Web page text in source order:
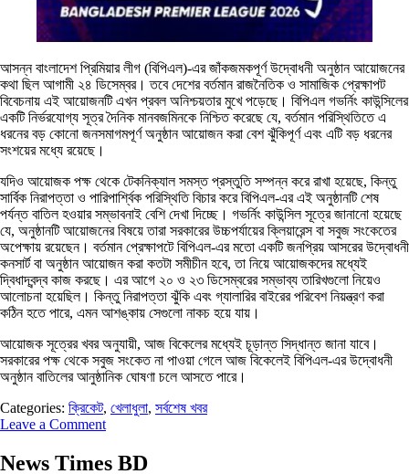
আসন্ন বাংলাদেশ প্রিমিয়ার লীগ (বিপিএল)-এর জাঁকজমকপূর্ণ উদ্বোধনী অনুষ্ঠান আয়োজনের
কথা ছিল আগামী ২৪ ডিসেম্বর। তবে দেশের বর্তমান রাজনৈতিক ও সামাজিক প্রেক্ষাপট
বিবেচনায় এই আয়োজনটি এখন প্রবল অনিশ্চয়তার মুখে পড়েছে। বিপিএল গভর্নিং কাউন্সিলের
একটি নির্ভরযোগ্য সূত্র দৈনিক মানবজমিনকে নিশ্চিত করেছে যে, বর্তমান পরিস্থিতিতে এ
ধরনের বড় কোনো জনসমাগমপূর্ণ অনুষ্ঠান আয়োজন করা বেশ ঝুঁকিপূর্ণ এবং এটি বড় ধরনের
সংশয়ের মধ্যে রয়েছে।
যদিও আয়োজক পক্ষ থেকে টেকনিক্যাল সমস্ত প্রস্তুতি সম্পন্ন করে রাখা হয়েছে, কিন্তু
সার্বিক নিরাপত্তা ও পারিপার্শ্বিক পরিস্থিতি বিচার করে বিপিএল-এর এই অনুষ্ঠানটি শেষ
পর্যন্ত বাতিল হওয়ার সম্ভাবনাই বেশি দেখা দিচ্ছে। ​গভর্নিং কাউন্সিল সূত্রে জানানো হয়েছে
যে, অনুষ্ঠানটি আয়োজনের বিষয়ে তারা সরকারের উচ্চপর্যায়ের ক্লিয়ারেন্স বা সবুজ সংকেতের
অপেক্ষায় রয়েছেন। বর্তমান প্রেক্ষাপটে বিপিএল-এর মতো একটি জনপ্রিয় আসরের উদ্বোধনী
কনসার্ট বা অনুষ্ঠান আয়োজন করা কতটা সমীচীন হবে, তা নিয়ে আয়োজকদের মধ্যেই
দ্বিধাদ্বন্দ্ব কাজ করছে। এর আগে ২০ ও ২৩ ডিসেম্বরের সম্ভাব্য তারিখগুলো নিয়েও
আলোচনা হয়েছিল। কিন্তু নিরাপত্তা ঝুঁকি এবং গ্যালারির বাইরের পরিবেশ নিয়ন্ত্রণ করা
কঠিন হতে পারে, এমন আশঙ্কায় সেগুলো নাকচ হয়ে যায়।
আয়োজক সূত্রের খবর অনুযায়ী, আজ বিকেলের মধ্যেই চূড়ান্ত সিদ্ধান্ত জানা যাবে।
সরকারের পক্ষ থেকে সবুজ সংকেত না পাওয়া গেলে আজ বিকেলেই বিপিএল-এর উদ্বোধনী
অনুষ্ঠান বাতিলের আনুষ্ঠানিক ঘোষণা চলে আসতে পারে।
Categories: ক্রিকেট, খেলাধুলা, সর্বশেষ খবর
Leave a Comment
News Times BD